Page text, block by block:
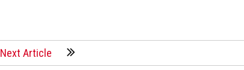
Next Article